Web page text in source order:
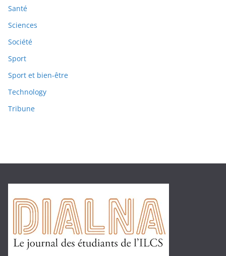
Santé
Sciences
Société
Sport
Sport et bien-être
Technology
Tribune